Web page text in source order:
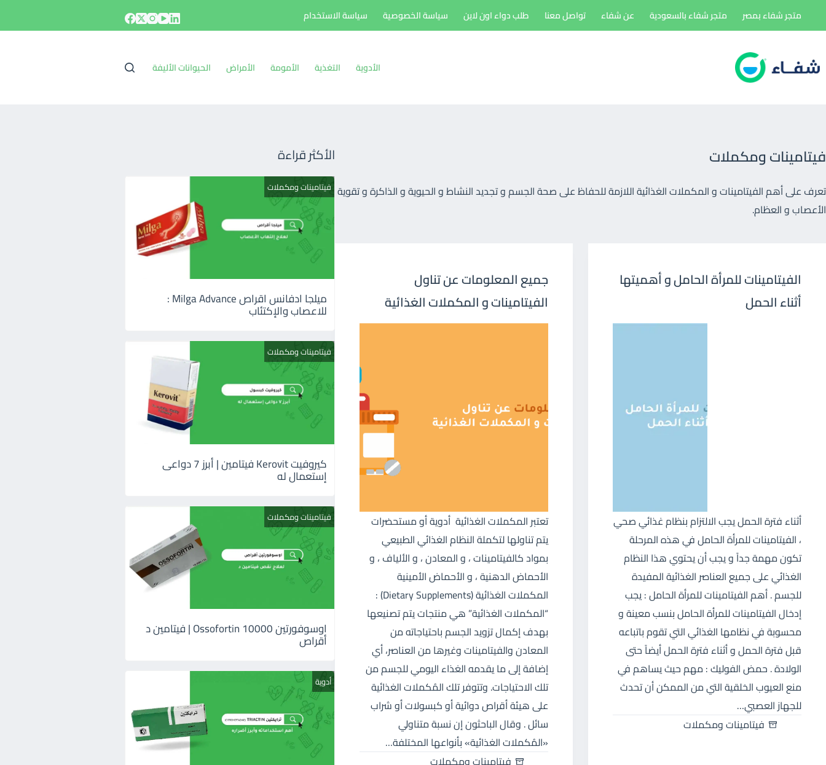
إلى
متجر شفاء بمصر متجر شفاء بالسعودية عن شفاء تواصل معنا طلب دواء اون لاين سياسة الخصوصية سياسة الاستخدام
الأدوية التغذية الأمومة الأمراض الحيوانات الأليفة
فيتامينات ومكملات
تعرف على أهم الفيتامينات و المكملات الغذائية اللازمة للحفاظ على صحة الجسم و تجديد النشاط و الحيوية و الذاكرة و تقوية
الأعصاب و العظام.
الفيتامينات للمرأة الحامل و أهميتها
أثناء الحمل
أثناء فترة الحمل يجب الالتزام بنظام غذائي صحي
، الفيتامينات للمرأة الحامل في هذه المرحلة
تكون مهمة جداً و يجب أن يحتوي هذا النظام
الغذائي على جميع العناصر الغذائية المفيدة
للجسم . أهم الفيتامينات للمرأة الحامل : يجب
إدخال الفيتامينات للمرأة الحامل بنسب معينة و
محسوبة في نظامها الغذائي التي تقوم باتباعه
قبل فترة الحمل و أثناء فترة الحمل أيضاً حتى
الولادة . حمض الفوليك : مهم حيث يساهم في
منع العيوب الخلقية التي من الممكن أن تحدث
للجهاز العصبي…
فيتامينات ومكملات
جميع المعلومات عن تناول
الفيتامينات و المكملات الغذائية
تعتبر المكملات الغذائية أدوية أو مستحضرات
يتم تناولها لتكملة النظام الغذائي الطبيعي
بمواد كالفيتامينات ، و المعادن ، و الألياف ، و
الأحماض الدهنية ، و الأحماض الأمينية
المكملات الغذائية (Dietary Supplements) :
“المكملات الغذائية” هي منتجات يتم تصنيعها
بهدف إكمال تزويد الجسم باحتياجاته من
المعادن والفيتامينات وغيرها من العناصر، أي
إضافة إلى ما يقدمه الغذاء اليومي للجسم من
تلك الاحتياجات. وتتوفر تلك المُكملات الغذائية
على هيئة أقراص دوائية أو كبسولات أو شراب
سائل . وقال الباحثون إن نسبة متناولي
«المُكملات الغذائية» بأنواعها المختلفة…
فيتامينات ومكملات
الأكثر قراءة
فيتامينات ومكملات
ميلجا ادفانس اقراص Milga Advance :
للاعصاب والإكتئاب
فيتامينات ومكملات
كيروفيت Kerovit فيتامين | أبرز 7 دواعى
إستعمال له
فيتامينات ومكملات
اوسوفورتين 10000 Ossofortin | فيتامين د
أقراص
أدوية